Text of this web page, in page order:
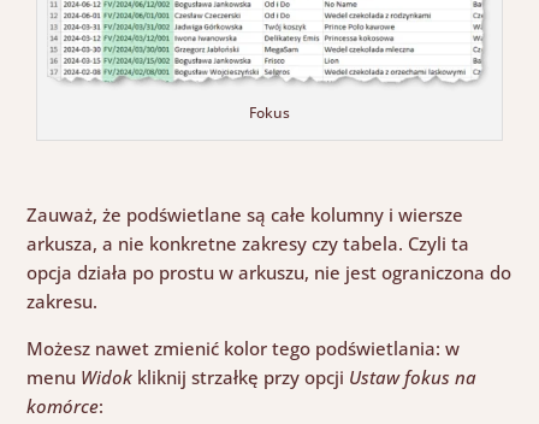
Fokus
Zauważ, że podświetlane są całe kolumny i wiersze
arkusza, a nie konkretne zakresy czy tabela. Czyli ta
opcja działa po prostu w arkuszu, nie jest ograniczona do
zakresu.
Możesz nawet zmienić kolor tego podświetlania: w
menu Widok kliknij strzałkę przy opcji Ustaw fokus na
komórce: